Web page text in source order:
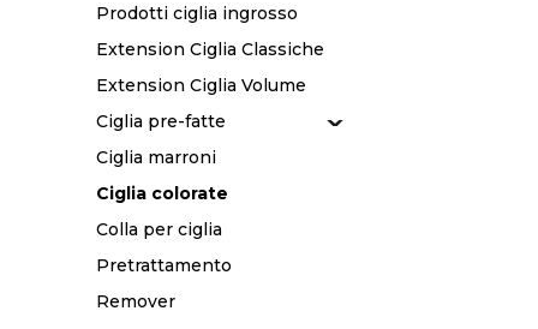
Prodotti ciglia ingrosso
Extension Ciglia Classiche
Extension Ciglia Volume
Ciglia pre-fatte
Ciglia marroni
Ciglia colorate
Colla per ciglia
Pretrattamento
Remover